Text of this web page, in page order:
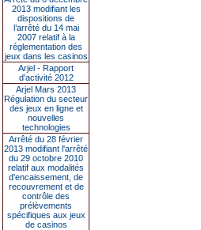
2013 modifiant les
dispositions de
l’arrêté du 14 mai
2007 relatif à la
réglementation des
jeux dans les casinos
Arjel - Rapport
d'activité 2012
Arjel Mars 2013
Régulation du secteur
des jeux en ligne et
nouvelles
technologies
Arrêté du 28 février
2013 modifiant l'arrêté
du 29 octobre 2010
relatif aux modalités
d'encaissement, de
recouvrement et de
contrôle des
prélèvements
spécifiques aux jeux
de casinos